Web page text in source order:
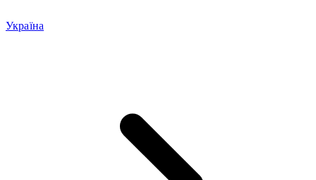
Україна